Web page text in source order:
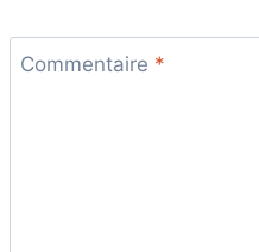
Commentaire *